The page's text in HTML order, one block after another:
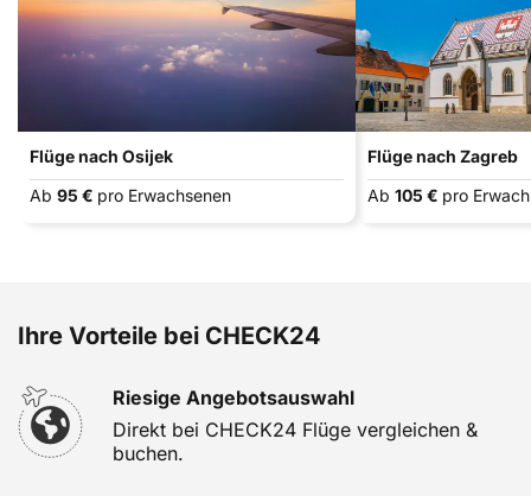
Flüge nach Osijek
Ab 95 € pro Erwachsenen
Flüge nach Zagreb
Ab 105 € pro
Ihre Vorteile bei CHECK24
Riesige Angebotsauswahl
Direkt bei CHECK24 Flüge vergleichen &
buchen.